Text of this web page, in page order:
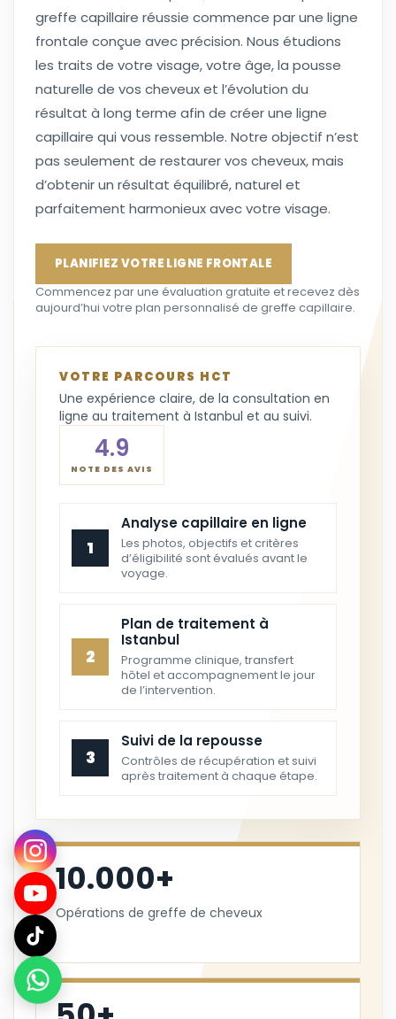
greffe capillaire réussie commence par une ligne
frontale conçue avec précision. Nous étudions
les traits de votre visage, votre âge, la pousse
naturelle de vos cheveux et l’évolution du
résultat à long terme afin de créer une ligne
capillaire qui vous ressemble. Notre objectif n’est
pas seulement de restaurer vos cheveux, mais
d’obtenir un résultat équilibré, naturel et
parfaitement harmonieux avec votre visage.
PLANIFIEZ VOTRE LIGNE FRONTALE
Commencez par une évaluation gratuite et recevez dès
aujourd’hui votre plan personnalisé de greffe capillaire.
VOTRE PARCOURS HCT
Une expérience claire, de la consultation en
ligne au traitement à Istanbul et au suivi.
4.9
NOTE DES AVIS
1
Analyse capillaire en ligne
Les photos, objectifs et critères
d’éligibilité sont évalués avant le
voyage.
2
Plan de traitement à
Istanbul
Programme clinique, transfert
hôtel et accompagnement le jour
de l’intervention.
3
Suivi de la repousse
Contrôles de récupération et suivi
après traitement à chaque étape.
10.000+
Opérations de greffe de cheveux